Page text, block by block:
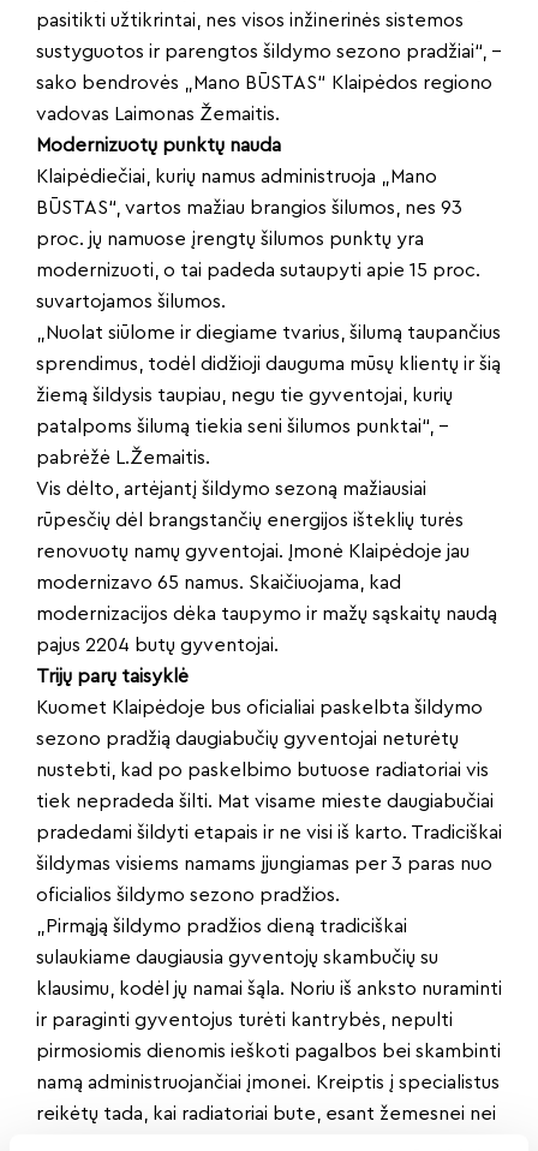
pasitikti užtikrintai, nes visos inžinerinės sistemos
sustyguotos ir parengtos šildymo sezono pradžiai“, –
sako bendrovės „Mano BŪSTAS“ Klaipėdos regiono
vadovas Laimonas Žemaitis.
Modernizuotų punktų nauda
Klaipėdiečiai, kurių namus administruoja „Mano
BŪSTAS“, vartos mažiau brangios šilumos, nes 93
proc. jų namuose įrengtų šilumos punktų yra
modernizuoti, o tai padeda sutaupyti apie 15 proc.
suvartojamos šilumos.
„Nuolat siūlome ir diegiame tvarius, šilumą taupančius
sprendimus, todėl didžioji dauguma mūsų klientų ir šią
žiemą šildysis taupiau, negu tie gyventojai, kurių
patalpoms šilumą tiekia seni šilumos punktai“, –
pabrėžė L.Žemaitis.
Vis dėlto, artėjantį šildymo sezoną mažiausiai
rūpesčių dėl brangstančių energijos išteklių turės
renovuotų namų gyventojai. Įmonė Klaipėdoje jau
modernizavo 65 namus. Skaičiuojama, kad
modernizacijos dėka taupymo ir mažų sąskaitų naudą
pajus 2204 butų gyventojai.
Trijų parų taisyklė
Kuomet Klaipėdoje bus oficialiai paskelbta šildymo
sezono pradžią daugiabučių gyventojai neturėtų
nustebti, kad po paskelbimo butuose radiatoriai vis
tiek nepradeda šilti. Mat visame mieste daugiabučiai
pradedami šildyti etapais ir ne visi iš karto. Tradiciškai
šildymas visiems namams įjungiamas per 3 paras nuo
oficialios šildymo sezono pradžios.
„Pirmąją šildymo pradžios dieną tradiciškai
sulaukiame daugiausia gyventojų skambučių su
klausimu, kodėl jų namai šąla. Noriu iš anksto nuraminti
ir paraginti gyventojus turėti kantrybės, nepulti
pirmosiomis dienomis ieškoti pagalbos bei skambinti
namą administruojančiai įmonei. Kreiptis į specialistus
reikėtų tada, kai radiatoriai bute, esant žemesnei nei